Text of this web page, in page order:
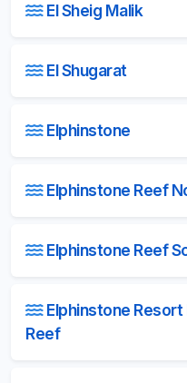
El Sheig Malik
El Shugarat
Elphinstone
Elphinstone Reef
Elphinstone Reef
Elphinstone Resort
Reef